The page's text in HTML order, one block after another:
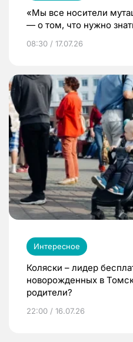
«Мы все носители
— о том, что нужно
08:30 / 17.07.26
Интересное
Коляски – лидер
новорожденных в
родители?
22:00 / 16.07.26